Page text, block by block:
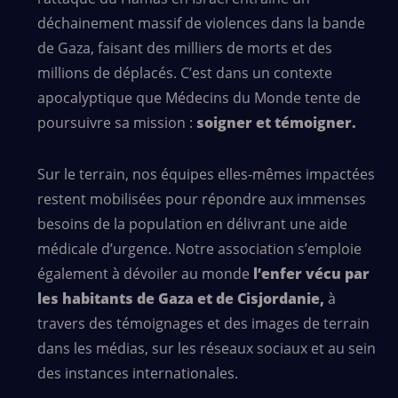
déchainement massif de violences dans la bande
de Gaza, faisant des milliers de morts et des
millions de déplacés. C’est dans un contexte
apocalyptique que Médecins du Monde tente de
poursuivre sa mission : soigner et témoigner.
Sur le terrain, nos équipes elles-mêmes impactées
restent mobilisées pour répondre aux immenses
besoins de la population en délivrant une aide
médicale d’urgence. Notre association s’emploie
également à dévoiler au monde l’enfer vécu par
les habitants de Gaza et de Cisjordanie, à
travers des témoignages et des images de terrain
dans les médias, sur les réseaux sociaux et au sein
des instances internationales.